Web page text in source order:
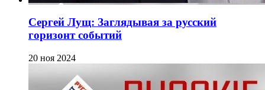
Сергей Лущ: Заглядывая за русский
горизонт событий
20 ноя 2024